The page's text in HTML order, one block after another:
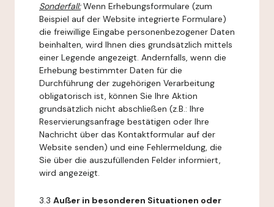
Sonderfall:Wenn Erhebungsformulare (zum
Beispiel auf der Website integrierte Formulare)
die freiwillige Eingabe personenbezogener Daten
beinhalten, wird Ihnen dies grundsätzlich mittels
einer Legende angezeigt. Andernfalls, wenn die
Erhebung bestimmter Daten für die
Durchführung der zugehörigen Verarbeitung
obligatorisch ist, können Sie Ihre Aktion
grundsätzlich nicht abschließen (z.B.: Ihre
Reservierungsanfrage bestätigen oder Ihre
Nachricht über das Kontaktformular auf der
Website senden) und eine Fehlermeldung, die
Sie über die auszufüllenden Felder informiert,
wird angezeigt.
3.3 Außer in besonderen Situationen oder